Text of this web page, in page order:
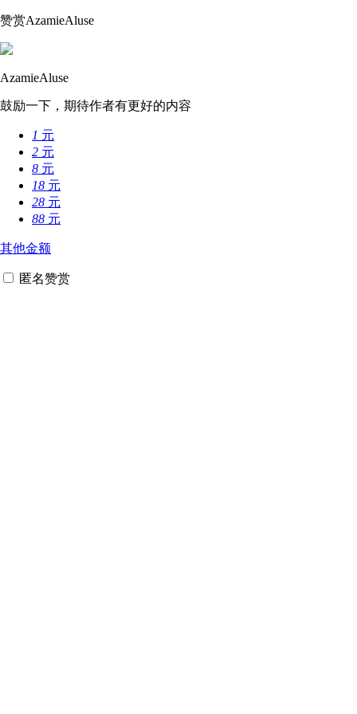
赞赏AzamieAluse
AzamieAluse
鼓励一下，期待作者有更好的内容
1 元
2 元
8 元
18 元
28 元
88 元
其他金额
匿名赞赏